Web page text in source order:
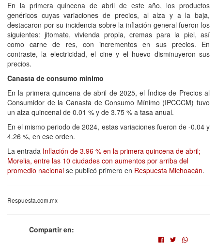
En la primera quincena de abril de este año, los productos
genéricos cuyas variaciones de precios, al alza y a la baja,
destacaron por su incidencia sobre la inflación general fueron los
siguientes: jitomate, vivienda propia, cremas para la piel, así
como carne de res, con incrementos en sus precios. En
contraste, la electricidad, el cine y el huevo disminuyeron sus
precios.
Canasta de consumo mínimo
En la primera quincena de abril de 2025, el Índice de Precios al
Consumidor de la Canasta de Consumo Mínimo (IPCCCM) tuvo
un alza quincenal de 0.01 % y de 3.75 % a tasa anual.
En el mismo periodo de 2024, estas variaciones fueron de -0.04 y
4.26 %, en ese orden.
La entrada Inflación de 3.96 % en la primera quincena de abril;
Morelia, entre las 10 ciudades con aumentos por arriba del
promedio nacional se publicó primero en Respuesta Michoacán.
Respuesta.com.mx
Compartir en: